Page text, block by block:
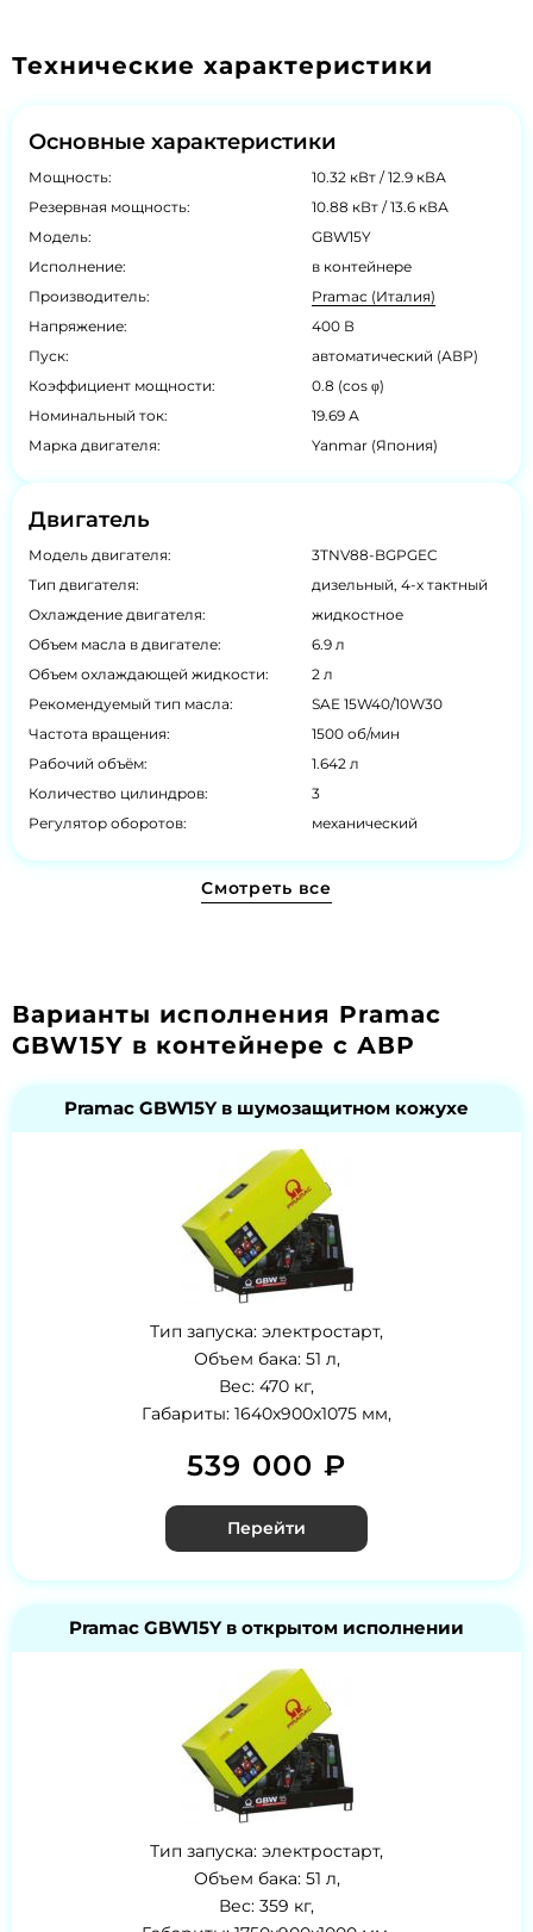
Технические характеристики
Основные характеристики
Мощность:
10.32 кВт / 12.9 кВА
Резервная мощность:
10.88 кВт / 13.6 кВА
Модель:
GBW15Y
Исполнение:
в контейнере
Производитель:
Pramac (Италия)
Напряжение:
400 В
Пуск:
автоматический (АВР)
Коэффициент мощности:
0.8 (cos φ)
Номинальный ток:
19.69 А
Марка двигателя:
Yanmar (Япония)
Двигатель
Модель двигателя:
3TNV88-BGPGEC
Тип двигателя:
дизельный, 4-х тактный
Охлаждение двигателя:
жидкостное
Объем масла в двигателе:
6.9 л
Объем охлаждающей жидкости:
2 л
Рекомендуемый тип масла:
SAE 15W40/10W30
Частота вращения:
1500 об/мин
Рабочий объём:
1.642 л
Количество цилиндров:
3
Регулятор оборотов:
механический
Смотреть все
Варианты исполнения Pramac
GBW15Y в контейнере с АВР
Pramac GBW15Y в шумозащитном кожухе
Тип запуска: электростарт,
Объем бака: 51 л,
Вес: 470 кг,
Габариты: 1640x900x1075 мм,
539 000 ₽
Перейти
Pramac GBW15Y в открытом исполнении
Тип запуска: электростарт,
Объем бака: 51 л,
Вес: 359 кг,